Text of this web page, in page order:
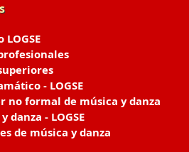
- LOGSE
no formal de música y danza
danza - LOGSE
de música y danza